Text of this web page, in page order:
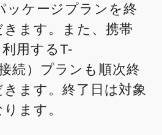
ッケージプランを終
ます。また、携帯
用するT-
続）プランも順次終
ます。終了日は対象
ます。